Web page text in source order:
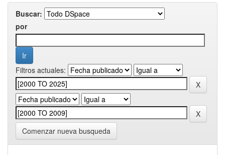
Buscar:
por
Filtros actuales:
Comenzar nueva busqueda